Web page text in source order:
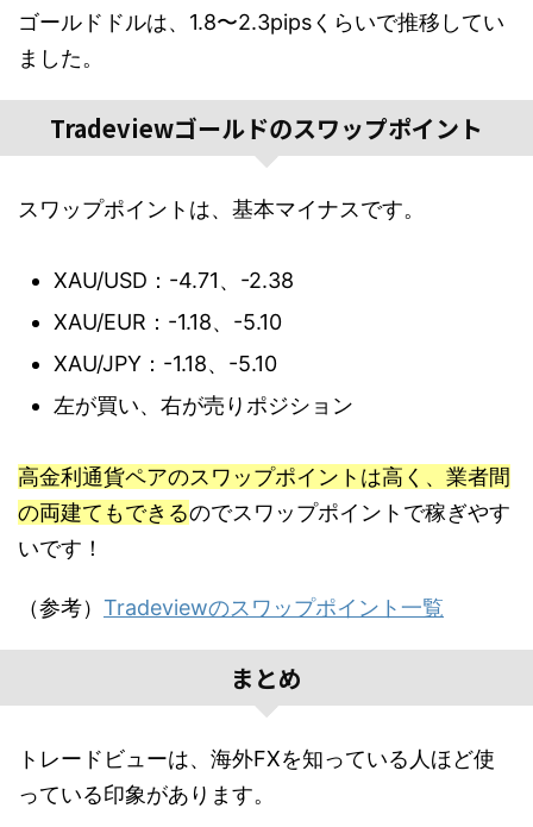
ゴールドドルは、1.8〜2.3pipsくらいで推移してい
ました。
Tradeviewゴールドのスワップポイント
スワップポイントは、基本マイナスです。
XAU/USD：-4.71、-2.38
XAU/EUR：-1.18、-5.10
XAU/JPY：-1.18、-5.10
左が買い、右が売りポジション
高金利通貨ペアのスワップポイントは高く、業者間
の両建てもできるのでスワップポイントで稼ぎやす
いです！
（参考） Tradeviewのスワップポイント一覧
まとめ
トレードビューは、海外FXを知っている人ほど使
っている印象があります。